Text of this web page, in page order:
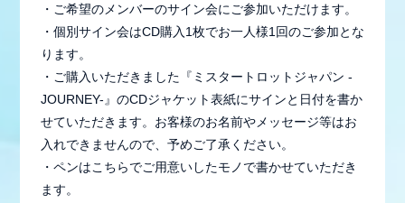
会員登録 ログイン
・ご希望のメンバーのサイン会にご参加いただけます。
・個別サイン会はCD購入1枚でお一人様1回のご参加とな
ります。
・ご購入いただきました『ミスタートロットジャパン -
JOURNEY-』のCDジャケット表紙にサインと日付を書か
せていただきます。お客様のお名前やメッセージ等はお
入れできませんので、予めご了承ください。
・ペンはこちらでご用意いしたモノで書かせていただき
ます。